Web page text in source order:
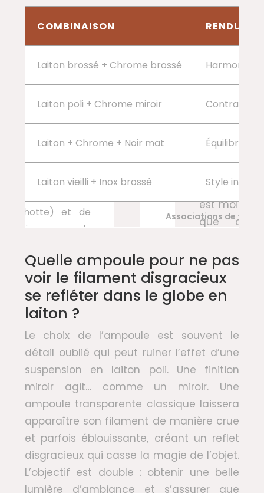
Associations de
COMBINAISON RENDU
Laiton brossé + Chrome brossé Harmonie
Laiton poli + Chrome miroir Contraste
Laiton + Chrome + Noir mat Équilibre
Laiton vieilli + Inox brossé Style
Quelle ampoule pour ne pas
voir le filament disgracieux
se refléter dans le globe en
laiton ?
Le choix de l’ampoule est souvent le
détail oublié qui peut ruiner l’effet d’une
suspension en laiton poli. Une finition
miroir agit… comme un miroir. Une
ampoule transparente classique laissera
apparaître son filament de manière crue
et parfois éblouissante, créant un reflet
disgracieux qui casse la magie de l’objet.
L’objectif est double : obtenir une belle
lumière d’ambiance et s’assurer que